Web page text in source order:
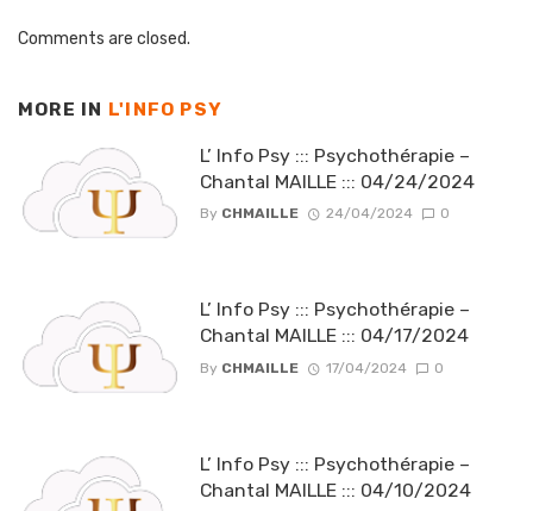
Comments are closed.
MORE IN L'INFO PSY
L’ Info Psy ::: Psychothérapie –
Chantal MAILLE ::: 04/24/2024
By CHMAILLE 24/04/2024 0
L’ Info Psy ::: Psychothérapie –
Chantal MAILLE ::: 04/17/2024
By CHMAILLE 17/04/2024 0
L’ Info Psy ::: Psychothérapie –
Chantal MAILLE ::: 04/10/2024